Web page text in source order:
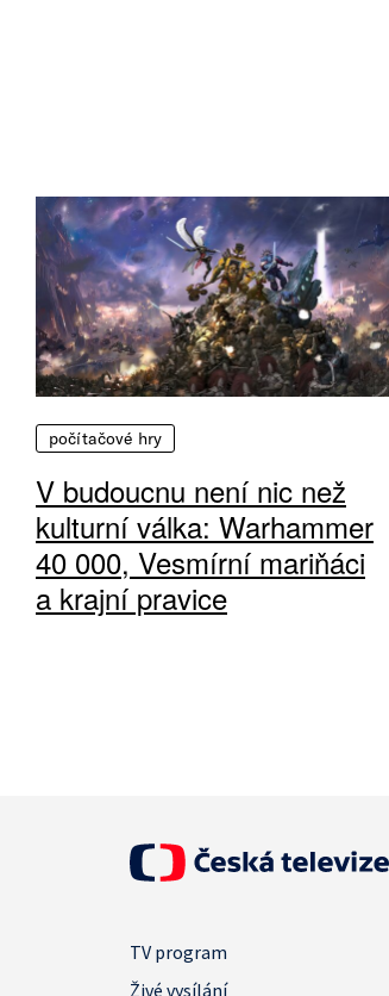
počítačové hry
V budoucnu není nic než
kulturní válka: Warhammer
40 000, Vesmírní mariňáci
a krajní pravice
TV program
Živé vysílání